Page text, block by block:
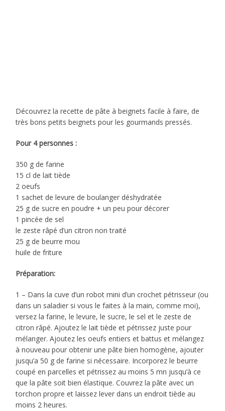
Découvrez la recette de pâte à beignets facile à faire, de
très bons petits beignets pour les gourmands pressés.
Pour 4 personnes :
350 g de farine
15 cl de lait tiède
2 oeufs
1 sachet de levure de boulanger déshydratée
25 g de sucre en poudre + un peu pour décorer
1 pincée de sel
le zeste râpé d’un citron non traité
25 g de beurre mou
huile de friture
Préparation:
1 – Dans la cuve d’un robot mini d’un crochet pétrisseur (ou
dans un saladier si vous le faites à la main, comme moi),
versez la farine, le levure, le sucre, le sel et le zeste de
citron râpé. Ajoutez le lait tiède et pétrissez juste pour
mélanger. Ajoutez les oeufs entiers et battus et mélangez
à nouveau pour obtenir une pâte bien homogène, ajouter
jusqu’a 50 g de farine si nécessaire. Incorporez le beurre
coupé en parcelles et pétrissez au moins 5 mn jusqu’à ce
que la pâte soit bien élastique. Couvrez la pâte avec un
torchon propre et laissez lever dans un endroit tiède au
moins 2 heures.